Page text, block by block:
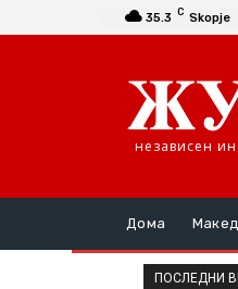
35.3 C Skopje
независен
Дома
ПОСЛЕДНИ